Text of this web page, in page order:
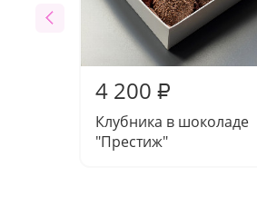
4 200 ₽
Клубника в шоколаде
"Престиж"